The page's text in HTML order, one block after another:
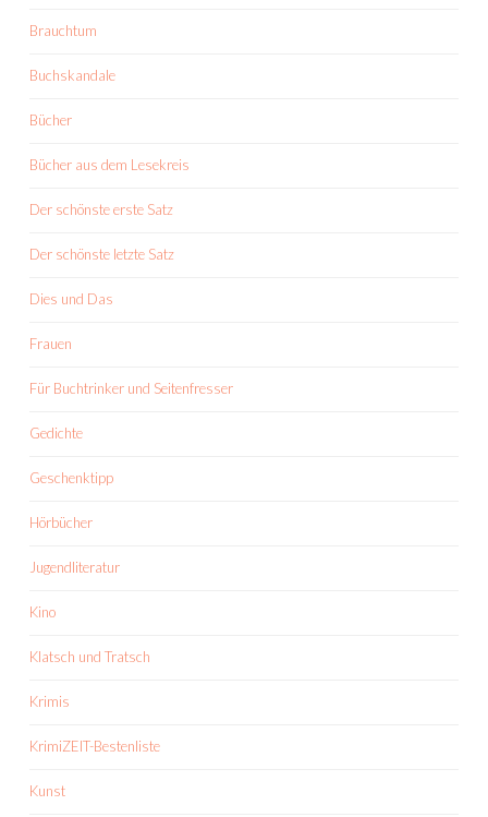
Brauchtum
Buchskandale
Bücher
Bücher aus dem Lesekreis
Der schönste erste Satz
Der schönste letzte Satz
Dies und Das
Frauen
Für Buchtrinker und Seitenfresser
Gedichte
Geschenktipp
Hörbücher
Jugendliteratur
Kino
Klatsch und Tratsch
Krimis
KrimiZEIT-Bestenliste
Kunst